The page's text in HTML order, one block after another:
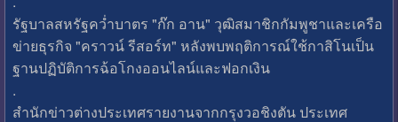
รัฐบาลสหรัฐคว่ำบาตร "ก๊ก อาน" วุฒิสมาชิกกัมพูชาและเครือ
ข่ายธุรกิจ "คราวน์ รีสอร์ท" หลังพบพฤติการณ์ใช้กาสิโนเป็น
ฐานปฏิบัติการฉ้อโกงออนไลน์และฟอกเงิน
.
สำนักข่าวต่างประเทศรายงานจากกรุงวอชิงตัน ประเทศ